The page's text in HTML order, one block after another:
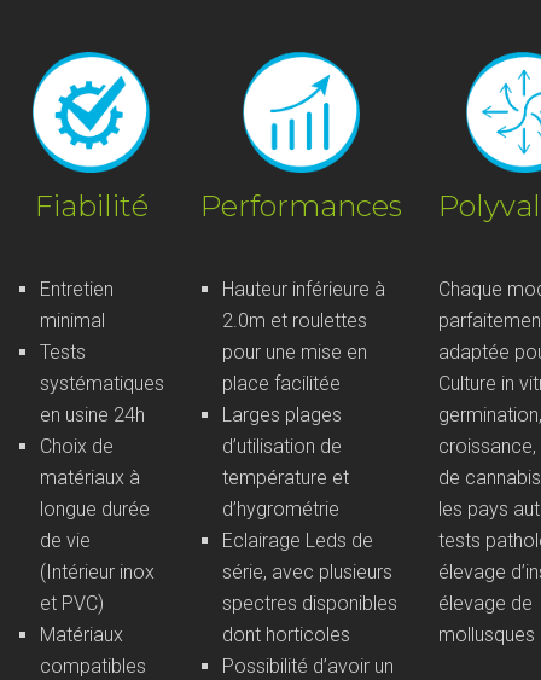
Fiabilité
Entretien
minimal
Tests
systématiques
en usine 24h
Choix de
matériaux à
longue durée
de vie
(Intérieur inox
et PVC)
Matériaux
compatibles
Performances
Hauteur inférieure à
2.0m et roulettes
pour une mise en
place facilitée
Larges plages
d’utilisation de
température et
d’hygrométrie
Eclairage Leds de
série, avec plusieurs
spectres disponibles
dont horticoles
Possibilité d’avoir un
Chaque
adaptée
Culture in
germination,
croissance,
de
les pays
tests
élevage
élevage de
mollusques